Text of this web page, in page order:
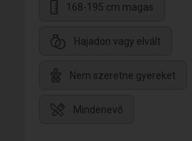
168-195 cm magas
Hajadon vagy elvált
Nem szeretne gyereket
Mindenevő